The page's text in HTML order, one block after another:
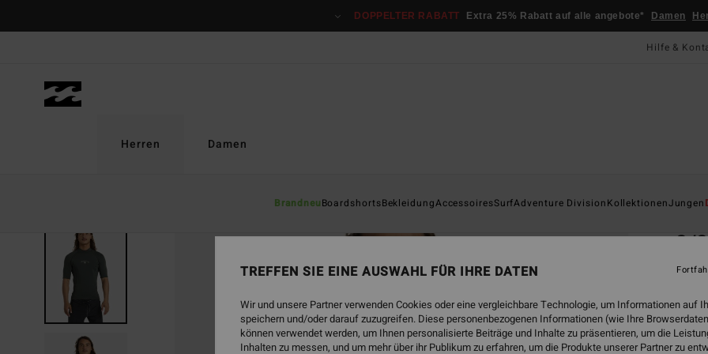
DOPPELTER RABATT Extra 25% Rabatt auf alle angebote* Damen
Hilfe &
Herren
BrandneuBoardshortsBekleidungAccessoiresSurfAdventure DivisionKollektionenJungen
Damen
2/
ECO-
TREFFEN SIE EINE AUSWAHL FÜR IHRE DATEN
Wir und unsere Partner verwenden Cookies oder eine vergleichbare Technologie, um Informationen auf
speichern und/oder darauf zuzugreifen. Diese personenbezogenen Informationen (wie Ihre
können verwendet werden, um Ihnen personalisierte Beiträge und Inhalte zu präsentieren, um die
Inhalten zu messen, und um mehr über ihr Publikum zu erfahren, um die Produkte unserer Partner zu